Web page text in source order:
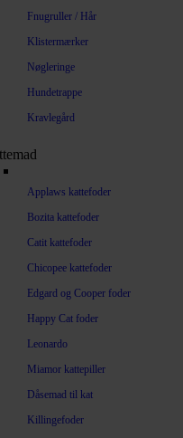
Fnugruller / Hår
Klistermærker
Nøgleringe
Hundetrappe
Kravlegård
Applaws kattefoder
Bozita kattefoder
Catit kattefoder
Chicopee kattefoder
Edgard og Cooper foder
Happy Cat foder
Leonardo
Miamor kattepiller
Dåsemad til kat
Killingefoder